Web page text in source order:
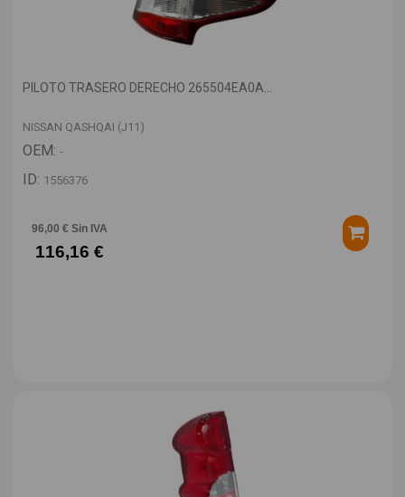
PILOTO TRASERO DERECHO 265504EA0A...
NISSAN QASHQAI (J11)
OEM: -
ID: 1556376
96,00 € Sin IVA
116,16 €